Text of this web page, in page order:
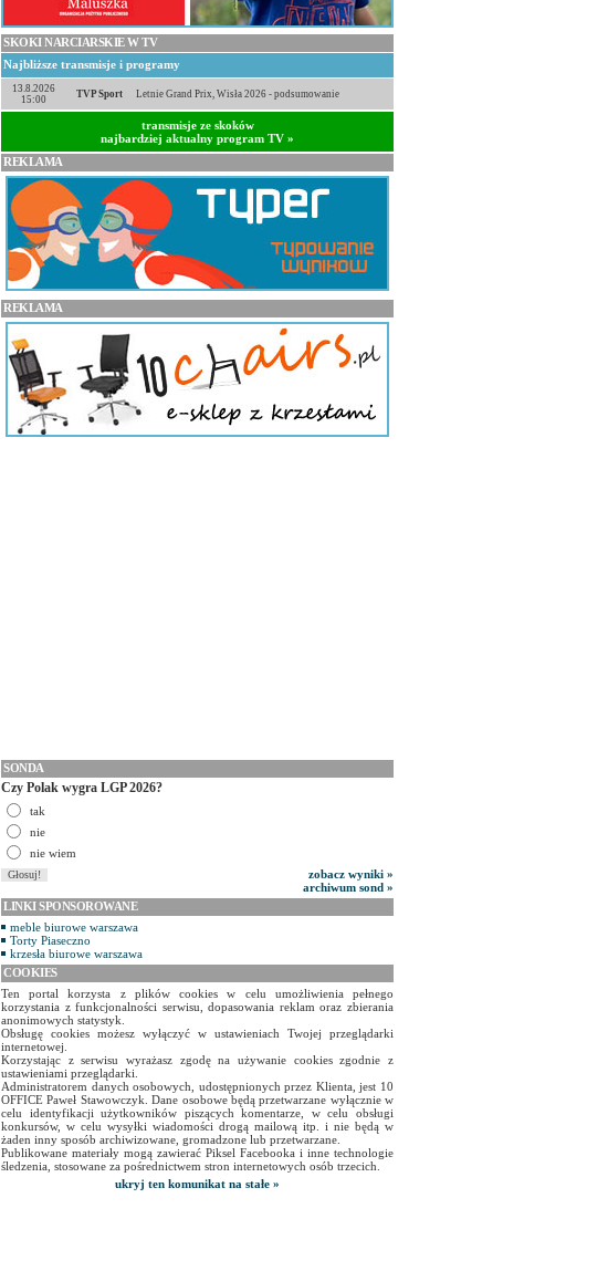
SKOKI NARCIARSKIE W TV
Najbliższe transmisje i programy
13.8.2026
15:00
TVP Sport Letnie Grand Prix, Wisła 2026 - podsumowanie
transmisje ze skoków
najbardziej aktualny program TV »
REKLAMA
REKLAMA
SONDA
Czy Polak wygra LGP 2026?
tak
nie
nie wiem
zobacz wyniki »
archiwum sond »
LINKI SPONSOROWANE
meble biurowe warszawa
Torty Piaseczno
krzesła biurowe warszawa
COOKIES
Ten portal korzysta z plików cookies w celu umożliwienia pełnego
korzystania z funkcjonalności serwisu, dopasowania reklam oraz zbierania
anonimowych statystyk.
Obsługę cookies możesz wyłączyć w ustawieniach Twojej przeglądarki
internetowej.
Korzystając z serwisu wyrażasz zgodę na używanie cookies zgodnie z
ustawieniami przeglądarki.
Administratorem danych osobowych, udostępnionych przez Klienta, jest 10
OFFICE Paweł Stawowczyk. Dane osobowe będą przetwarzane wyłącznie w
celu identyfikacji użytkowników piszących komentarze, w celu obsługi
konkursów, w celu wysyłki wiadomości drogą mailową itp. i nie będą w
żaden inny sposób archiwizowane, gromadzone lub przetwarzane.
Publikowane materiały mogą zawierać Piksel Facebooka i inne technologie
śledzenia, stosowane za pośrednictwem stron internetowych osób trzecich.
ukryj ten komunikat na stałe »